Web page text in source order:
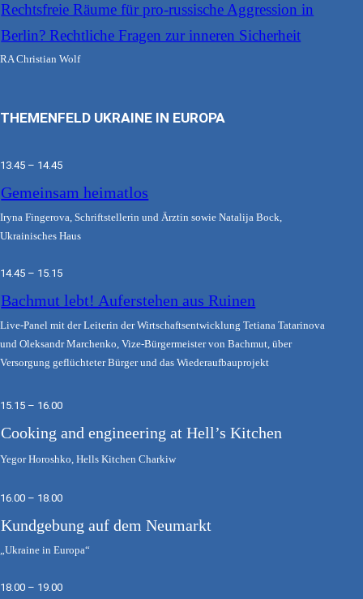
Rechtsfreie Räume für pro-russische Aggression in
Berlin? Rechtliche Fragen zur inneren Sicherheit
RA Christian Wolf
THEMENFELD UKRAINE IN EUROPA
13.45 – 14.45
Gemeinsam heimatlos
Iryna Fingerova, Schriftstellerin und Ärztin sowie Natalija Bock,
Ukrainisches Haus
14.45 – 15.15
Bachmut lebt! Auferstehen aus Ruinen
Live-Panel mit der Leiterin der Wirtschaftsentwicklung Tetiana Tatarinova
und Oleksandr Marchenko, Vize-Bürgermeister von Bachmut, über
Versorgung geflüchteter Bürger und das Wiederaufbauprojekt
15.15 – 16.00
Cooking and engineering at Hell’s Kitchen
Yegor Horoshko, Hells Kitchen Charkiw
16.00 – 18.00
Kundgebung auf dem Neumarkt
„Ukraine in Europa“
18.00 – 19.00